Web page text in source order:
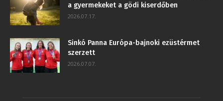
a gyermekeket a gödi kiserdőben
2026.07.17.
Sinkó Panna Európa-bajnoki ezüstérmet
szerzett
2026.07.07.